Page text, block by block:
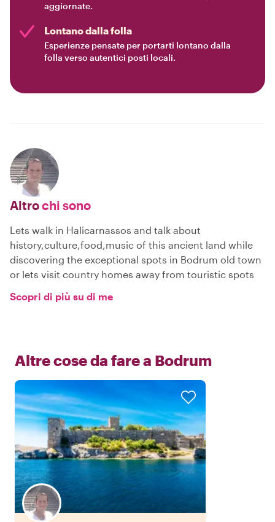
aggiornate.
Lontano dalla folla
Esperienze pensate per portarti lontano dalla
folla verso autentici posti locali.
Altrochi sono
Lets walk in Halicarnassos and talk about
history,culture,food,music of this ancient land while
discovering the exceptional spots in Bodrum old town
or lets visit country homes away from touristic spots
Scopri di più su di me
Altre cose da fare a Bodrum